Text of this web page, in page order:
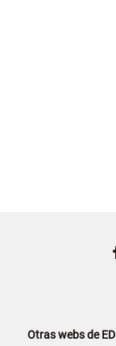
Otras webs de